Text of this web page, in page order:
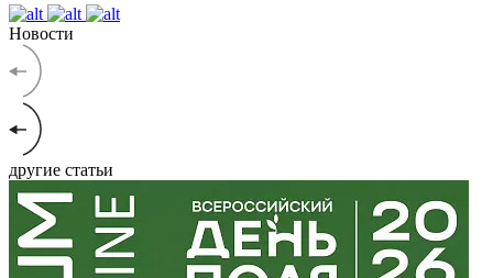
Новости
другие статьи